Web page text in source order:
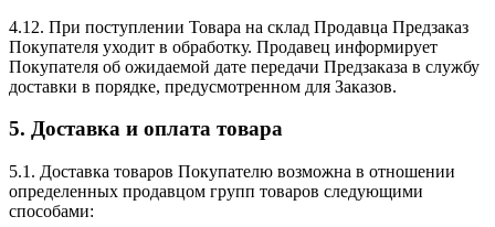
4.12. При поступлении Товара на склад Продавца Предзаказ
Покупателя уходит в обработку. Продавец информирует
Покупателя об ожидаемой дате передачи Предзаказа в службу
доставки в порядке, предусмотренном для Заказов.
5. Доставка и оплата товара
5.1. Доставка товаров Покупателю возможна в отношении
определенных продавцом групп товаров следующими
способами: